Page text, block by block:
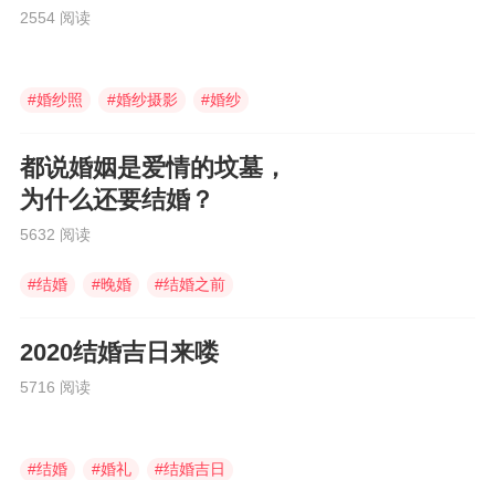
2554 阅读
#婚纱照 #婚纱摄影 #婚纱
都说婚姻是爱情的坟墓，
为什么还要结婚？
5632 阅读
#结婚 #晚婚 #结婚之前
2020结婚吉日来喽
5716 阅读
#结婚 #婚礼 #结婚吉日